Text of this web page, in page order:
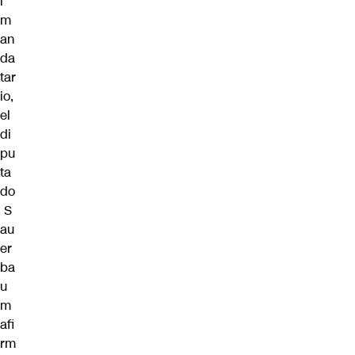
m
an
da
tar
io,
el
di
pu
ta
do
S
au
er
ba
u
m
afi
rm